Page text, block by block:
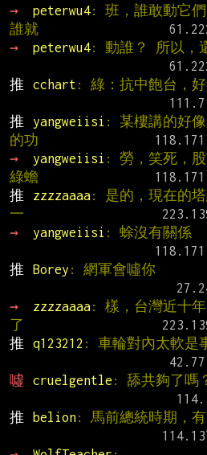
→
peterwu4: 班，誰敢動它
誰就
→
peterwu4: 動誰？ 所以，
推
cchart : 綠：抗中飽台，
推
yangweiisi : 某樓講的好
的功
→
yangweiisi : 勞，笑死，
綠蟾
推
zzzzaaaa: 是的，現在的塔
一
→
yangweiisi : 蜍沒有關係
推
Borey : 網軍會噓你
→
zzzzaaaa: 樣，台灣近十年
了
推
q123212 : 車輪對內太軟是
噓
cruelgentle : 舔共夠了嗎
推
belion: 馬前總統時期，有